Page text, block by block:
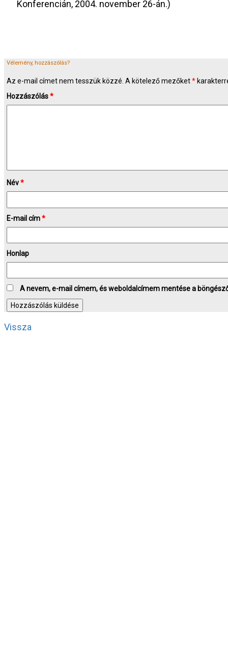
Konferencián, 2004. november 26-án.)
Vélemény, hozzászólás?
Az e-mail címet nem tesszük közzé. A kötelező mezőket*
Hozzászólás*
Név*
E-mail cím*
Honlap
A nevem, e-mail címem, és weboldalcímem mentése a
Vissza